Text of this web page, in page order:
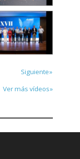
Siguiente»
Ver más vídeos»